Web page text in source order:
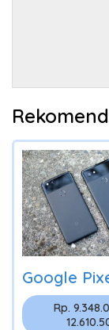
Google
Rp.